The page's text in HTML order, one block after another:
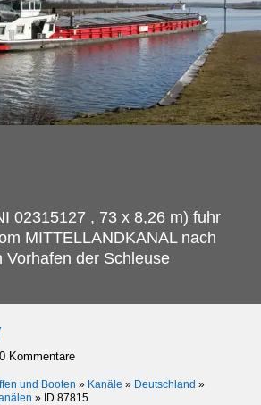
02315127 , 73 x 8,26 m) fuhr
MITTELLANDKANAL nach
Vorhafen der Schleuse
Kommentare
und Booten » Kanäle » Deutschland »
» ID 87815